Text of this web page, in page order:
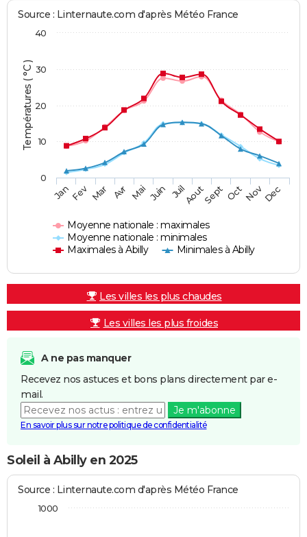
Températures ( °C )
Source : Linternaute.com d'après Météo France
Moyenne nationale : maximales
Moyenne nationale : minimales
Maximales à Abilly
Minimales à Abilly
JanFev Mar Avr Mai Juin JuilAoutSept OctNovDec
0
10
20
30
40
Les villes les plus chaudes
Les villes les plus froides
A ne pas manquer
Recevez nos astuces et bons plans directement par e-
mail.
Je m'abonne
En savoir plus sur notre politique de confidentialité
Soleil à Abilly en 2025
Source : Linternaute.com d'après Météo France
1000